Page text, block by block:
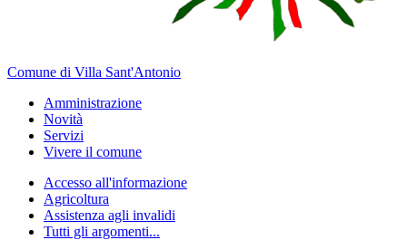
Comune di Villa Sant'Antonio
Amministrazione
Novità
Servizi
Vivere il comune
Accesso all'informazione
Agricoltura
Assistenza agli invalidi
Tutti gli argomenti...